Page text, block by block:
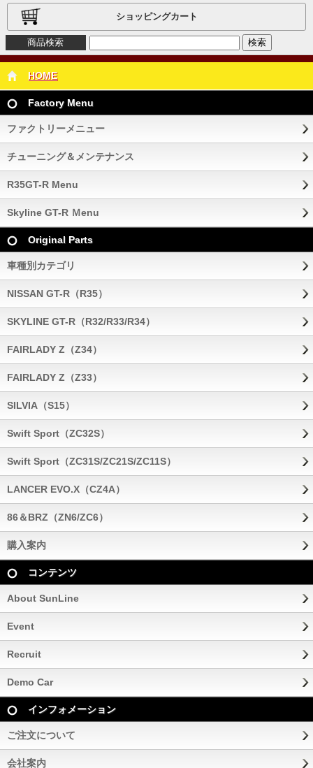
ショッピングカート
商品検索
HOME
Factory Menu
ファクトリーメニュー
チューニング＆メンテナンス
R35GT-R Menu
Skyline GT-R Ｍenu
Original Parts
車種別カテゴリ
NISSAN GT-R（R35）
SKYLINE GT-R（R32/R33/R34）
FAIRLADY Z（Z34）
FAIRLADY Z（Z33）
SILVIA（S15）
Swift Sport（ZC32S）
Swift Sport（ZC31S/ZC21S/ZC11S）
LANCER EVO.X（CZ4A）
86＆BRZ（ZN6/ZC6）
購入案内
コンテンツ
About SunLine
Event
Recruit
Demo Car
インフォメーション
ご注文について
会社案内